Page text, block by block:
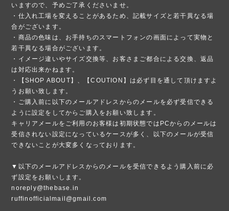
いますので、予めご了承くださいませ。
・仕入れ工場を変えることがあるため、記載サイズと若干異なる場
合がございます。
・商品の色味は、お手持ちのスマートフォンの画面によって実物と
若干異なる場合がございます。
・イメージ違いやサイズ交換等、お客さまご都合による交換、返品
は対応出来かねます。
・【SHOP ABOUT】、【COUTION】は必ず目を通して頂けますよ
うお願い致します。
・ご購入前に以下のメールアドレスからのメールを必ず受信できる
ように設定をしてからご購入をお願い致します。
キャリアメールをご利用のお客様は初期状態ではPCからのメールは
受信されない設定になっているケースが多く、以下のメールが受信
できないことが大変多くなっております。
▼以下のメールアドレスからのメールを受信できるよう購入前に必
ず設定をお願いします。
noreply@thebase.in
ruffinofficialmail@gmail.com